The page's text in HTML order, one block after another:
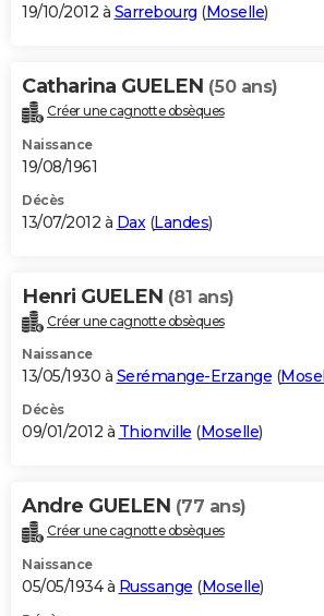
19/10/2012 à Sarrebourg (Moselle)
Catharina GUELEN (50 ans)
Créer une cagnotte obsèques
Naissance
19/08/1961
Décès
13/07/2012 à Dax (Landes)
Henri GUELEN (81 ans)
Créer une cagnotte obsèques
Naissance
13/05/1930 à Serémange-Erzange (
Décès
09/01/2012 à Thionville (Moselle)
Andre GUELEN (77 ans)
Créer une cagnotte obsèques
Naissance
05/05/1934 à Russange (Moselle)